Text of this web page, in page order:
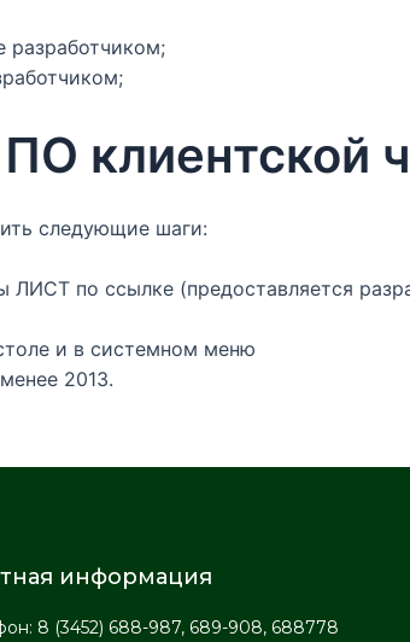
разработчиком;
клиентской
следующие шаги:
по ссылке (предоставляется
и в системном меню
2013.
информация
8 (3452) 688-987, 689-908, 688778